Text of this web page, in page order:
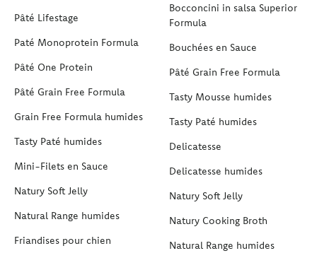
Pâté Lifestage
Paté Monoprotein Formula
Pâté One Protein
Pâté Grain Free Formula
Grain Free Formula humides
Tasty Paté humides
Mini-Filets en Sauce
Natury Soft Jelly
Natural Range humides
Friandises pour chien
Bocconcini in salsa Superior
Formula
Bouchées en Sauce
Pâté Grain Free Formula
Tasty Mousse humides
Tasty Paté humides
Delicatesse
Delicatesse humides
Natury Soft Jelly
Natury Cooking Broth
Natural Range humides